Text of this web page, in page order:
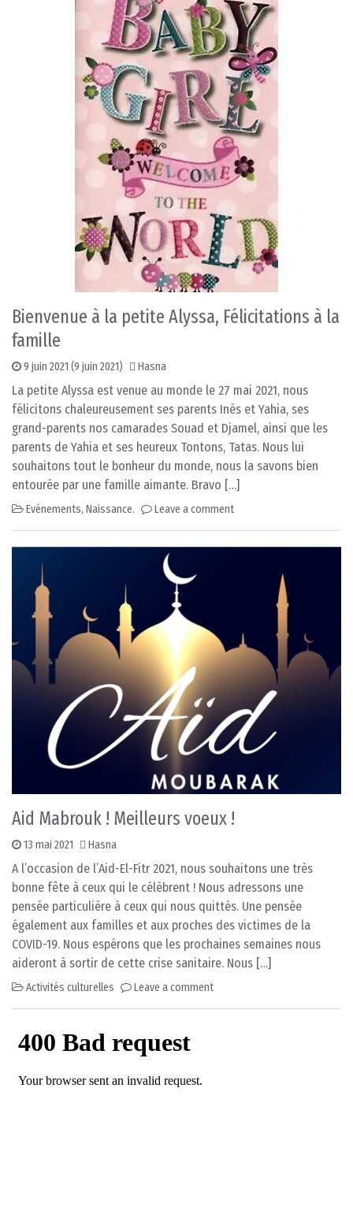
Bienvenue à la petite Alyssa, Félicitations à la
famille
9 juin 2021 (9 juin 2021) Hasna
La petite Alyssa est venue au monde le 27 mai 2021, nous
félicitons chaleureusement ses parents Inès et Yahia, ses
grand-parents nos camarades Souad et Djamel, ainsi que les
parents de Yahia et ses heureux Tontons, Tatas. Nous lui
souhaitons tout le bonheur du monde, nous la savons bien
entourée par une famille aimante. Bravo […]
Evénements, Naissance. Leave a comment
Aid Mabrouk ! Meilleurs voeux !
13 mai 2021 Hasna
A l’occasion de l’Aid-El-Fitr 2021, nous souhaitons une très
bonne fête à ceux qui le célèbrent ! Nous adressons une
pensée particulière à ceux qui nous quittés. Une pensée
également aux familles et aux proches des victimes de la
COVID-19. Nous espérons que les prochaines semaines nous
aideront à sortir de cette crise sanitaire. Nous […]
Activités culturelles Leave a comment